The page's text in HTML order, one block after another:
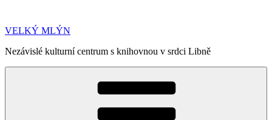
obsahu
VELKÝ MLÝN
Nezávislé kulturní centrum s knihovnou v srdci Libně